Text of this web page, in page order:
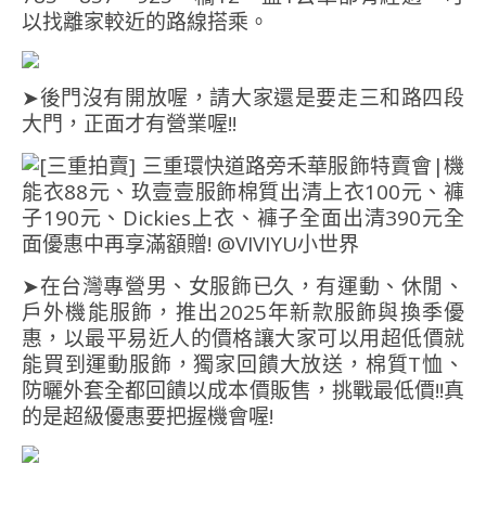
以找離家較近的路線搭乘。
➤後門沒有開放喔，請大家還是要走三和路四段
大門，正面才有營業喔!!
➤在台灣專營男、女服飾已久，有運動、休閒、
戶外機能服飾，推出2025年新款服飾與換季優
惠，以最平易近人的價格讓大家可以用超低價就
能買到運動服飾，獨家回饋大放送，棉質T恤、
防曬外套全都回饋以成本價販售，挑戰最低價!!真
的是超級優惠要把握機會喔!